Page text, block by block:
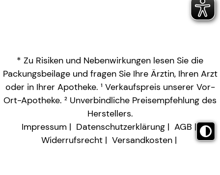
* Zu Risiken und Nebenwirkungen lesen Sie die
Packungsbeilage und fragen Sie Ihre Ärztin, Ihren Arzt
oder in Ihrer Apotheke. ¹ Verkaufspreis unserer Vor-
Ort-Apotheke. ² Unverbindliche Preisempfehlung des
Herstellers.
Impressum
Datenschutzerklärung
AGB
Widerrufsrecht
Versandkosten